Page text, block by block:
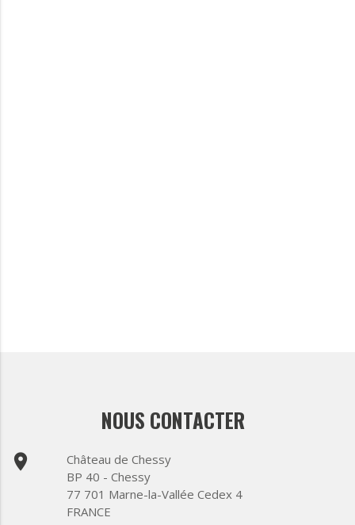
NOUS CONTACTER
place
Château de Chessy
BP 40 - Chessy
77 701 Marne-la-Vallée Cedex 4
FRANCE